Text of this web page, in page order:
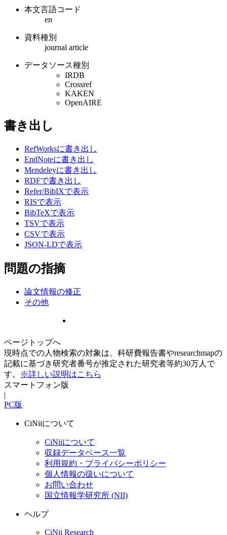
本文言語コード
en
資料種別
journal article
データソース種別
IRDB
Crossref
KAKEN
OpenAIRE
書き出し
RefWorksに書き出し
EndNoteに書き出し
Mendeleyに書き出し
RDFで書き出し
Refer/BibIXで表示
RISで表示
BibTeXで表示
TSVで表示
CSVで表示
JSON-LDで表示
問題の指摘
論文情報の修正
その他
ページトップへ
現時点での人物検索の対象は、科研費報告書やresearchmapの
記載に基づき研究者番号が推定された研究者等約30万人で
す。
※詳しい説明はこちら
スマートフォン版
|
PC版
CiNiiについて
CiNiiについて
収録データベース一覧
利用規約・プライバシーポリシー
個人情報の扱いについて
お問い合わせ
国立情報学研究所 (NII)
ヘルプ
CiNii Research